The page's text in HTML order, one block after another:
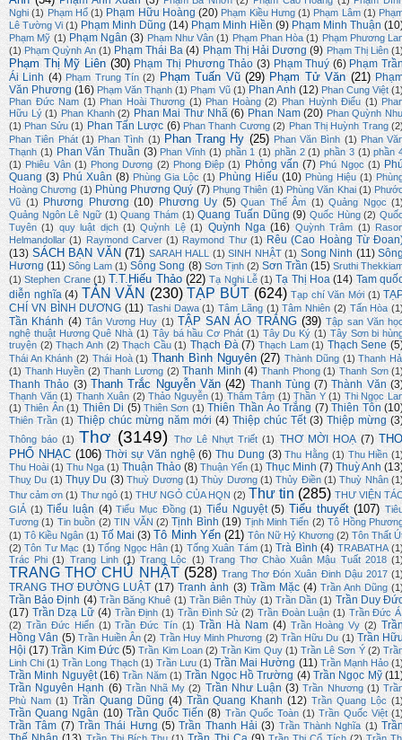
Nghi (1) Phạm Hổ (1) Phạm Hữu Hoàng (20) Phạm Kiều Hưng (1) Phạm Lâm (1)
Lê Tường Vi (1) Phạm Minh Dũng (14) Phạm Minh Hiền (9) Phạm Minh Thuận
Phạm Mỹ (1) Phạm Ngân (3) Phạm Như Vân (1) Phạm Phan Hòa (1) Phạm Phương
(1) Phạm Quỳnh An (1) Phạm Thái Ba (4) Phạm Thị Hải Dương (9) Phạm Thị Liên
Phạm Thị Mỹ Liên (30) Phạm Thị Phương Thảo (3) Phạm Thuý (6) Phạm
Ái Linh (4) Phạm Trung Tín (2) Phạm Tuấn Vũ (29) Phạm Tử Văn (21)
Văn Phương (16) Phạm Văn Thạnh (1) Phạm Vũ (1) Phan Anh (12) Phan Cung Việt
Phan Đức Nam (1) Phan Hoài Thương (1) Phan Hoàng (2) Phan Huỳnh Điểu (1)
Hữu Lý (1) Phan Khanh (2) Phan Mai Thư Nhã (6) Phan Nam (20) Phan Quỳnh
(1) Phan Sửu (1) Phan Tấn Lược (6) Phan Thanh Cương (2) Phan Thị Huỳnh Trang
Phan Tiên Phát (1) Phan Tình (1) Phan Trang Hy (25) Phan Văn Bình (1) Phan
Thạnh (1) Phan Văn Thuần (3) Phan Vĩnh (1) phần 1 (1) phần 2 (1) phần 3 (1) phần
(1) Phiêu Vân (1) Phong Dương (2) Phong Điệp (1) Phỏng vấn (7) Phú Ngọc (1)
Quang (3) Phú Xuân (8) Phùng Gia Lộc (1) Phùng Hiếu (10) Phùng Hiệu (1)
Hoàng Chương (1) Phùng Phương Quý (7) Phụng Thiên (1) Phùng Văn Khai (1)
Vũ (1) Phương Phương (10) Phương Uy (5) Quan Thế Âm (1) Quảng Ngọc
Quảng Ngôn Lê Ngữ (1) Quang Thám (1) Quang Tuấn Dũng (9) Quốc Hùng (2)
Tuyên (1) quy luật dịch (1) Quỳnh Lệ (1) Quỳnh Nga (16) Quỳnh Trâm (1)
Helmandollar (1) Raymond Carver (1) Raymond Thư (1) Rêu (Cao Hoàng Từ
(13) SÁCH BẠN VĂN (71) SARAH HALL (1) SINH NHẬT (1) Song Ninh (11)
Hương (11) Sông Lam (1) Sông Song (8) Sơn Tịnh (2) Sơn Trần (15) Sruthi
(1) Stephen Crane (1) T.T.Hiếu Thảo (22) Tạ Nghi Lễ (1) Tạ Thị Hoa (14) Tam
diễn nghĩa (4) TẢN VĂN (230) TẠP BÚT (624) Tạp chí Văn Mới (1)
CHÍ VN BÌNH DƯƠNG (11) Tashi Dawa (1) Tâm Lãng (1) Tâm Nhiên (2) Tấn Hòa
Tần Khánh (4) Tân Vương Huy (1) TẬP SAN ÁO TRẮNG (39) Tập san Văn
nghệ thuật Hương Quê Nhà (1) Tây bá hầu Cơ Phát (1) Tây Du Ký (1) Tây Sơn bi
truyện (2) Thạch Anh (2) Thạch Cầu (1) Thạch Đà (7) Thạch Lam (1) Thạch Sene
Thái An Khánh (2) Thái Hoà (1) Thanh Bình Nguyên (27) Thành Dũng (1) Thanh
(1) Thanh Huyền (2) Thanh Lương (2) Thanh Minh (4) Thanh Phong (1) Thanh Sơn
Thanh Thảo (3) Thanh Trắc Nguyễn Văn (42) Thanh Tùng (7) Thành Văn
Thạnh Văn (1) Thanh Xuân (2) Thảo Nguyễn (1) Thâm Tâm (1) Thần Y (1) Thi Ngọc
(1) Thiên Ân (1) Thiên Di (5) Thiên Sơn (1) Thiên Thần Áo Trắng (7) Thiên Tôn
Thiên Trần (1) Thiệp chúc mừng năm mới (4) Thiệp chúc Tết (3) Thiệp mừng
Thông báo (1) Thơ (3149) Thơ Lê Nhựt Triết (1) THƠ MỜI HOẠ (7)
PHỔ NHẠC (106) Thời sự Văn nghệ (6) Thu Dung (3) Thu Hằng (1) Thu Hiền
Thu Hoài (1) Thu Nga (1) Thuận Thảo (8) Thuận Yến (1) Thục Minh (7) Thuỳ Anh
Thuỵ Du (1) Thụy Du (3) Thuỳ Dương (1) Thùy Dương (1) Thủy Điền (1) Thuỳ Nhân
Thư cảm ơn (1) Thư ngỏ (1) THƯ NGỎ CỦA HQN (2) Thư tin (285) THƯ VIỆN
GIẢ (1) Tiểu luận (4) Tiểu Mục Đồng (1) Tiểu Nguyệt (5) Tiểu thuyết (107)
Tương (1) Tin buồn (2) TIN VĂN (2) Tịnh Bình (19) Tịnh Minh Tiến (2) Tô Hồng
(1) Tô Kiều Ngân (1) Tố Mai (3) Tô Minh Yến (21) Tôn Nữ Hỷ Khương (2) Tôn Thất
(2) Tôn Tư Mạc (1) Tống Ngọc Hân (1) Tống Xuân Tám (1) Trà Bình (4) TRABATHA
Trác Phi (1) Trang Linh (1) Trang Lộc (1) Trang Thơ Chào Xuân Mậu Tuất 2018
TRANG THƠ CHỦ NHẬT (528) Trang Thơ Đón Xuân Đinh Dậu 2017
TRANG THƠ ĐƯỜNG LUẬT (17) Tranh ảnh (3) Trầm Mặc (4) Trần Anh Dũng
Trần Bảo Định (4) Trần Băng Khuê (1) Trần Biên Thùy (1) Trần Dần (1) Trần Duy
(17) Trần Dzạ Lữ (4) Trần Định (1) Trần Đình Sử (2) Trần Đoàn Luận (1) Trần Đức
(2) Trần Đức Hiển (1) Trần Đức Tín (1) Trần Hà Nam (4) Trần Hoàng Vy (2)
Hồng Vân (5) Trần Huiền Ân (2) Trần Huy Minh Phương (2) Trần Hữu Du (1) Trần
Hội (17) Trần Kim Đức (5) Trần Kim Loan (2) Trần Kim Quy (1) Trần Lê Sơn Ý (2)
Linh Chi (1) Trần Long Thạch (1) Trần Lưu (1) Trần Mai Hường (11) Trần Mạnh Hảo
Trần Minh Nguyệt (16) Trần Năm (1) Trần Ngọc Hồ Trường (4) Trần Ngọc Mỹ
Trần Nguyên Hạnh (6) Trần Nhã My (2) Trần Như Luận (3) Trần Nhương (1)
Phù Nam (1) Trần Quang Dũng (4) Trần Quang Khanh (12) Trần Quang Lộc
Trần Quang Ngân (10) Trần Quốc Tiến (8) Trần Quốc Toàn (1) Trần Quốc Việt
Trần Tâm (7) Trần Thái Hưng (5) Trần Thanh Hải (3) Trần Thành Nghĩa (1)